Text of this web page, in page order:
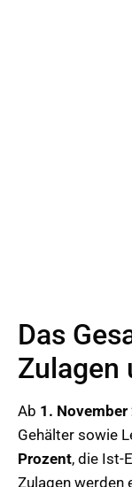
Das
Zulagen
Ab 1. November
Gehälter sowie
Prozent, die Ist-
Zulagen werden